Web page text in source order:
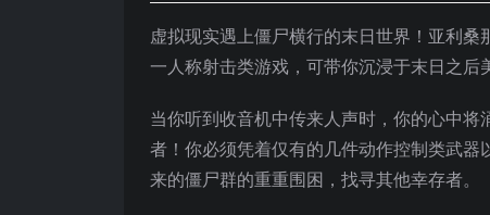
虚拟现实遇上僵尸横行的末日世界！亚利
一人称射击类游戏，可带你沉浸于末日之后
当你听到收音机中传来人声时，你的心中
者！你必须凭着仅有的几件动作控制类武
来的僵尸群的重重围困，找寻其他幸存者。